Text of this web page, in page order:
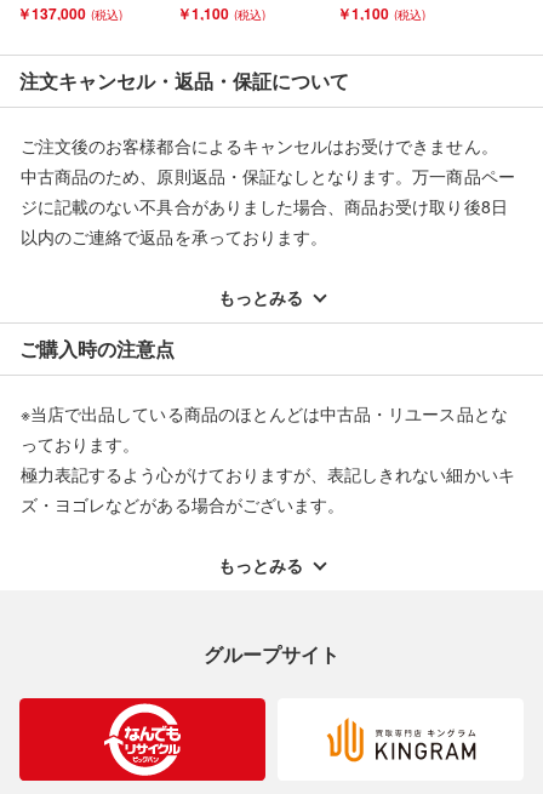
￥137,000
￥1,100
￥1,100
注文キャンセル・返品・保証について
ご注文後のお客様都合によるキャンセルはお受けできません。
中古商品のため、原則返品・保証なしとなります。万一商品ペー
ジに記載のない不具合がありました場合、商品お受け取り後8日
以内のご連絡で返品を承っております。
配送料ともに当社負担で対応いたします。
※オンラインストアで購入頂いた商品は、店頭での返品はお受け
できません。また、商品の修理及び交換に関しては承ることがで
返品・交換について
もっとみる
ご購入時の注意点
※当店で出品している商品のほとんどは中古品・リユース品とな
っております。
極力表記するよう心がけておりますが、表記しきれない細かいキ
ズ・ヨゴレなどがある場合がございます。
ご理解くださいますようお願い申し上げます。
合がございますのでご了承ください。
※表記したカラー名は、当社が判断した名称を掲載しています。
製造元が定めたカラー名と異なることもあります。色調などご不
もっとみる
グループサイト